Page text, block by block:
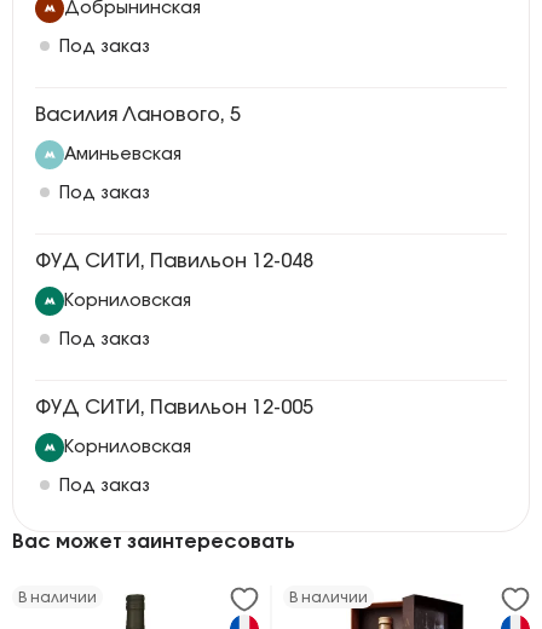
Добрынинская
Под заказ
Василия Ланового, 5
Аминьевская
Под заказ
ФУД СИТИ, Павильон 12-048
Корниловская
Под заказ
ФУД СИТИ, Павильон 12-005
Корниловская
Под заказ
Вас может заинтересовать
В наличии В наличии